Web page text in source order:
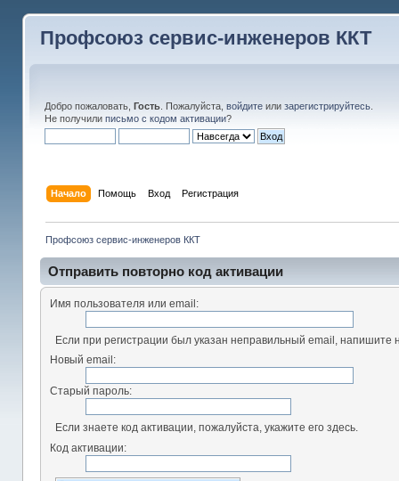
Профсоюз сервис-инженеров ККТ
Добро пожаловать, Гость. Пожалуйста, войдитеили зарегистрируйтесь.
Не получили письмо с кодом активации?
Начало Помощь Вход Регистрация
Профсоюз сервис-инженеров ККТ
Отправить повторно код активации
Имя пользователя или email:
Если при регистрации был указан неправильный email, напишите
Новый email:
Старый пароль:
Если знаете код активации, пожалуйста, укажите его здесь.
Код активации: